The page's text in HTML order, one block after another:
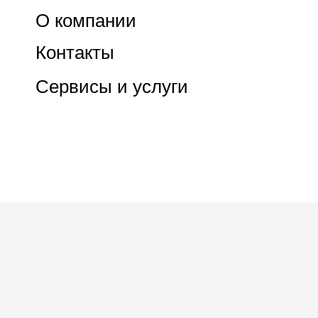
Контакты
О компании
Сервисы и услуги